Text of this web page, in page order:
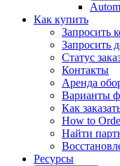
Как купить
Запросить
Запросить
Статус
Контакты
Аренда
Варианты
Как
How to
Найти
Ресурсы